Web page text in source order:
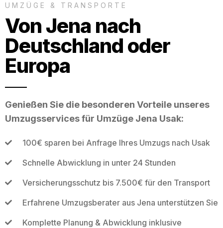
UMZÜGE & TRANSPORTE
Von Jena nach
Deutschland oder
Europa
Genießen Sie die besonderen Vorteile unseres
Umzugsservices für Umzüge Jena Usak:
100€ sparen bei Anfrage Ihres Umzugs nach Usak
Schnelle Abwicklung in unter 24 Stunden
Versicherungsschutz bis 7.500€ für den Transport
Erfahrene Umzugsberater aus Jena unterstützen Sie
Komplette Planung & Abwicklung inklusive